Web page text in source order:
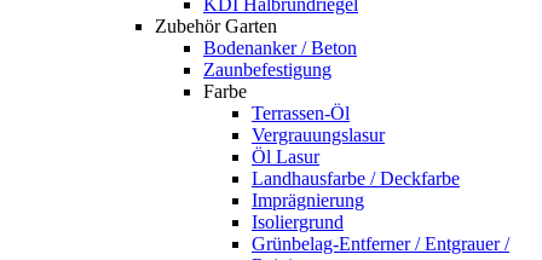
Zubehör Garten
Bodenanker / Beton
Zaunbefestigung
Farbe
Terrassen-Öl
Vergrauungslasur
Öl Lasur
Landhausfarbe / Deckfarbe
Imprägnierung
Isoliergrund
Grünbelag-Entferner / Entgrauer /